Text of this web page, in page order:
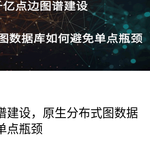
建设，原生分布式图数据
点瓶颈